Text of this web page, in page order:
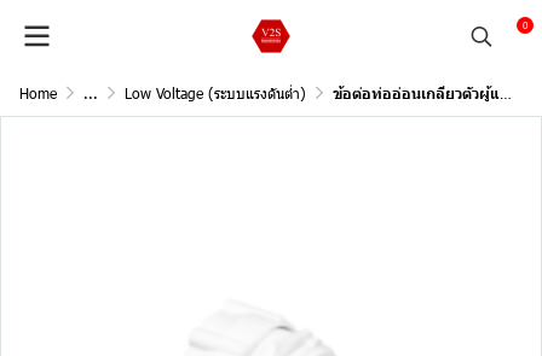
0
Home ... Low Voltage (ระบบแรงดันต่ำ) ข้อต่อท่ออ่อนเกลียวตัวผู้และตัวเมีย 20 mm.